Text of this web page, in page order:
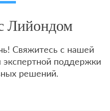
Лийондом
Свяжитесь с нашей
поддержки
решений.